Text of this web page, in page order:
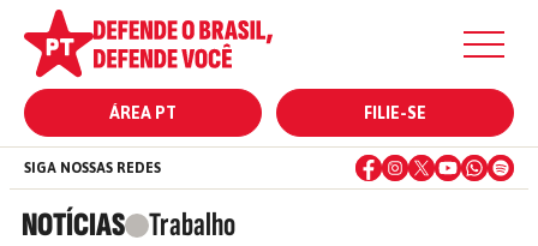
ÁREA PT FILIE-SE
NOTÍCIAS Trabalho
SIGA NOSSAS REDES